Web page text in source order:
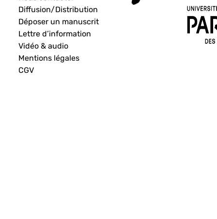
Diffusion/Distribution
Déposer un manuscrit
Lettre d’information
Vidéo & audio
Mentions légales
CGV